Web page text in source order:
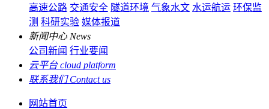
高速公路 交通安全 隧道环境 气象水文 水运航运 环保监
测 科研实验 媒体报道
新闻中心 News
公司新闻 行业要闻
云平台 cloud platform
联系我们 Contact us
网站首页